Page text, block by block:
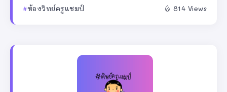
ห้องวิทย์ครูแชมป์ 814 Views